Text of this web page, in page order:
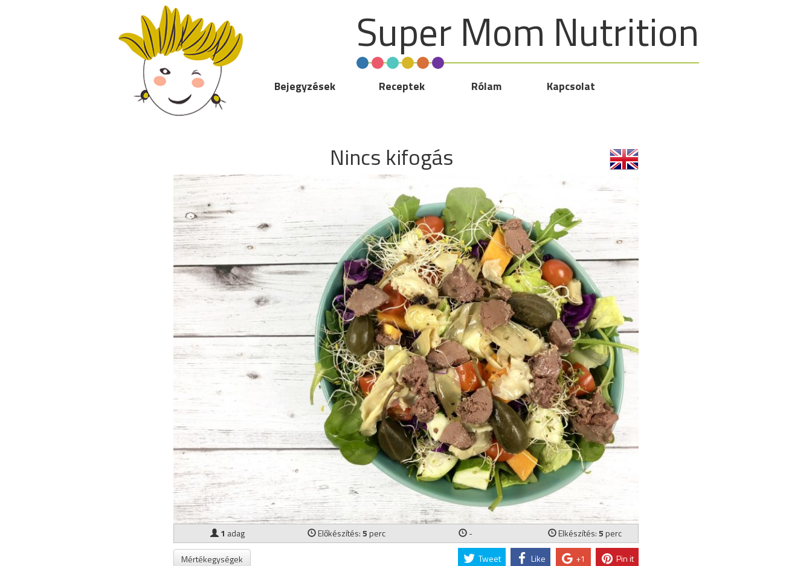
Super Mom Nutrition
Bejegyzések Receptek Rólam Kapcsolat
Nincs kifogás
1 adag Előkészítés:5 perc - Elkészítés:5 perc
Mértékegységek Tweet Like +1 Pin it